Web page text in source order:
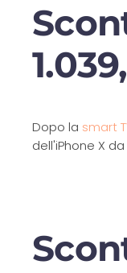
Dopo la smart
dell'iPhone X